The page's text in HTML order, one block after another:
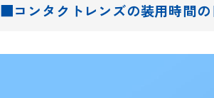
■コンタクトレンズの装用時間